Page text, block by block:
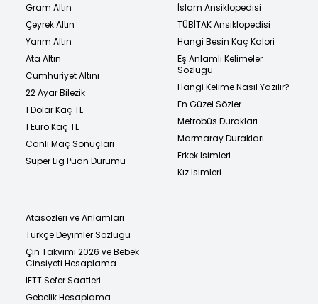
Gram Altın
Çeyrek Altın
Yarım Altın
Ata Altın
Cumhuriyet Altını
22 Ayar Bilezik
1 Dolar Kaç TL
1 Euro Kaç TL
Canlı Maç Sonuçları
Süper Lig Puan Durumu
İslam Ansiklopedisi
TÜBİTAK Ansiklopedisi
Hangi Besin Kaç Kalori
Eş Anlamlı Kelimeler
Sözlüğü
Hangi Kelime Nasıl Yazılır?
En Güzel Sözler
Metrobüs Durakları
Marmaray Durakları
Erkek İsimleri
Kız İsimleri
Atasözleri ve Anlamları
Türkçe Deyimler Sözlüğü
Çin Takvimi 2026 ve Bebek
Cinsiyeti Hesaplama
İETT Sefer Saatleri
Gebelik Hesaplama